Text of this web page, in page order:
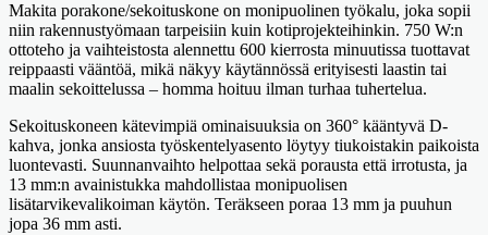
Makita porakone/sekoituskone on monipuolinen työkalu, joka sopii
niin rakennustyömaan tarpeisiin kuin kotiprojekteihinkin. 750 W:n
ottoteho ja vaihteistosta alennettu 600 kierrosta minuutissa tuottavat
reippaasti vääntöä, mikä näkyy käytännössä erityisesti laastin tai
maalin sekoittelussa – homma hoituu ilman turhaa tuhertelua.
Sekoituskoneen kätevimpiä ominaisuuksia on 360° kääntyvä D-
kahva, jonka ansiosta työskentelyasento löytyy tiukoistakin paikoista
luontevasti. Suunnanvaihto helpottaa sekä porausta että irrotusta, ja
13 mm:n avainistukka mahdollistaa monipuolisen
lisätarvikevalikoiman käytön. Teräkseen poraa 13 mm ja puuhun
jopa 36 mm asti.